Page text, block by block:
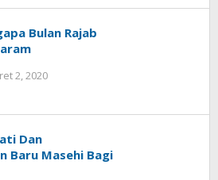
Bulan Rajab
2, 2020
Dan
Baru Masehi Bagi